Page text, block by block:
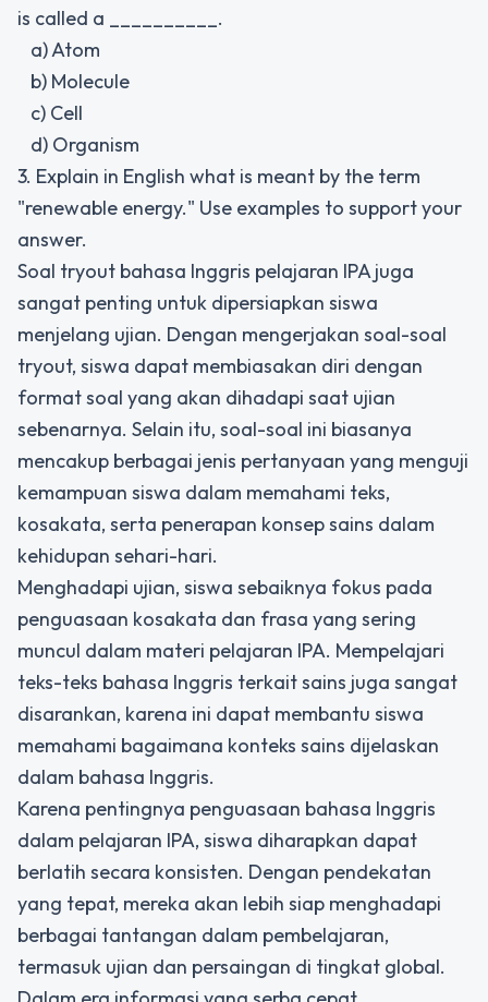
is called a __________.
a) Atom
b) Molecule
c) Cell
d) Organism
3. Explain in English what is meant by the term
"renewable energy." Use examples to support your
answer.
Soal tryout bahasa Inggris pelajaran IPA juga
sangat penting untuk dipersiapkan siswa
menjelang ujian. Dengan mengerjakan soal-soal
tryout, siswa dapat membiasakan diri dengan
format soal yang akan dihadapi saat ujian
sebenarnya. Selain itu, soal-soal ini biasanya
mencakup berbagai jenis pertanyaan yang menguji
kemampuan siswa dalam memahami teks,
kosakata, serta penerapan konsep sains dalam
kehidupan sehari-hari.
Menghadapi ujian, siswa sebaiknya fokus pada
penguasaan kosakata dan frasa yang sering
muncul dalam materi pelajaran IPA. Mempelajari
teks-teks bahasa Inggris terkait sains juga sangat
disarankan, karena ini dapat membantu siswa
memahami bagaimana konteks sains dijelaskan
dalam bahasa Inggris.
Karena pentingnya penguasaan bahasa Inggris
dalam pelajaran IPA, siswa diharapkan dapat
berlatih secara konsisten. Dengan pendekatan
yang tepat, mereka akan lebih siap menghadapi
berbagai tantangan dalam pembelajaran,
termasuk ujian dan persaingan di tingkat global.